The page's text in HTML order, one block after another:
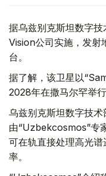
据乌兹别克斯坦数字
Vision公司实施，发射
台。
据了解，该卫星以
2028年在撒马尔罕举
乌兹别克斯坦数字技
由“Uzbekcosmos”专
可在轨直接处理高光
率。